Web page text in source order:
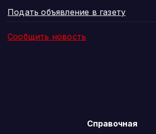
Подать объявление в газету
Сообщить новость
Справочная